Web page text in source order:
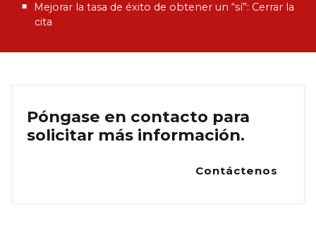
Mejorar la tasa de éxito de obtener un “sí”: Cerrar la
cita
Póngase en contacto para
solicitar más información.
Contáctenos